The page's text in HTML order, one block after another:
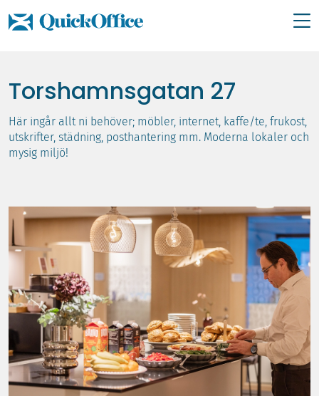
innehåll
Torshamnsgatan 27
Här ingår allt ni behöver; möbler, internet, kaffe/te, frukost,
utskrifter, städning, posthantering mm. Moderna lokaler och
mysig miljö!